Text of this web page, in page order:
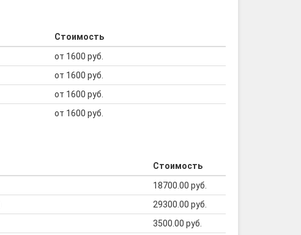
Стоимость
от 1600 руб.
от 1600 руб.
от 1600 руб.
от 1600 руб.
Стоимость
18700.00 руб.
29300.00 руб.
3500.00 руб.